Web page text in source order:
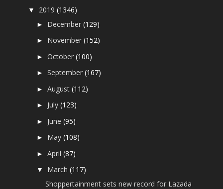
▼ 2019(1346)
► December(129)
► November(152)
►October(100)
►September(167)
►August(112)
► July(123)
► June(95)
► May(108)
►April(87)
▼ March(117)
Shoppertainment sets new record for Lazada